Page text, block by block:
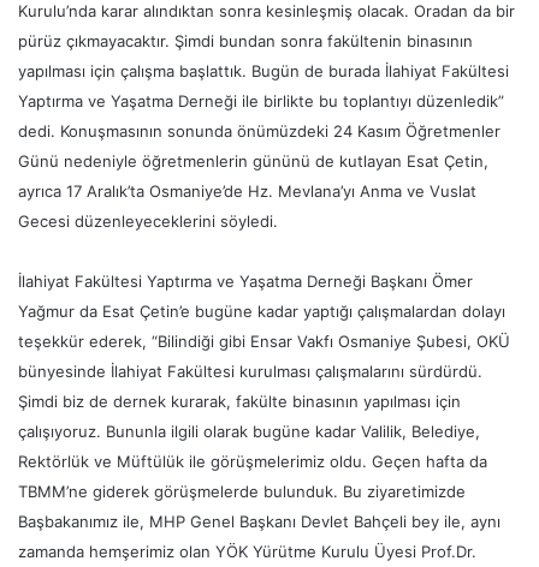
Kurulu’nda karar alındıktan sonra kesinleşmiş olacak. Oradan da bir
pürüz çıkmayacaktır. Şimdi bundan sonra fakültenin binasının
yapılması için çalışma başlattık. Bugün de burada İlahiyat Fakültesi
Yaptırma ve Yaşatma Derneği ile birlikte bu toplantıyı düzenledik”
dedi. Konuşmasının sonunda önümüzdeki 24 Kasım Öğretmenler
Günü nedeniyle öğretmenlerin gününü de kutlayan Esat Çetin,
ayrıca 17 Aralık’ta Osmaniye’de Hz. Mevlana’yı Anma ve Vuslat
Gecesi düzenleyeceklerini söyledi.
İlahiyat Fakültesi Yaptırma ve Yaşatma Derneği Başkanı Ömer
Yağmur da Esat Çetin’e bugüne kadar yaptığı çalışmalardan dolayı
teşekkür ederek, “Bilindiği gibi Ensar Vakfı Osmaniye Şubesi, OKÜ
bünyesinde İlahiyat Fakültesi kurulması çalışmalarını sürdürdü.
Şimdi biz de dernek kurarak, fakülte binasının yapılması için
çalışıyoruz. Bununla ilgili olarak bugüne kadar Valilik, Belediye,
Rektörlük ve Müftülük ile görüşmelerimiz oldu. Geçen hafta da
TBMM’ne giderek görüşmelerde bulunduk. Bu ziyaretimizde
Başbakanımız ile, MHP Genel Başkanı Devlet Bahçeli bey ile, aynı
zamanda hemşerimiz olan YÖK Yürütme Kurulu Üyesi Prof.Dr.